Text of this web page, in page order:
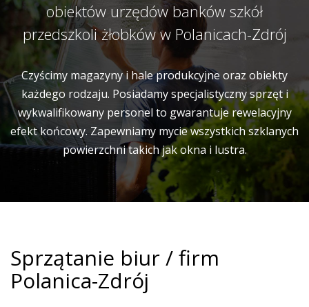
obiektów urzędów banków szkół
przedszkoli żłobków w Polanicach-Zdrój
Czyścimy magazyny i hale produkcyjne oraz obiekty
każdego rodzaju. Posiadamy specjalistyczny sprzęt i
wykwalifikowany personel to gwarantuje rewelacyjny
efekt końcowy. Zapewniamy mycie wszystkich szklanych
powierzchni takich jak okna i lustra.
Sprzątanie biur / firm
Polanica-Zdrój